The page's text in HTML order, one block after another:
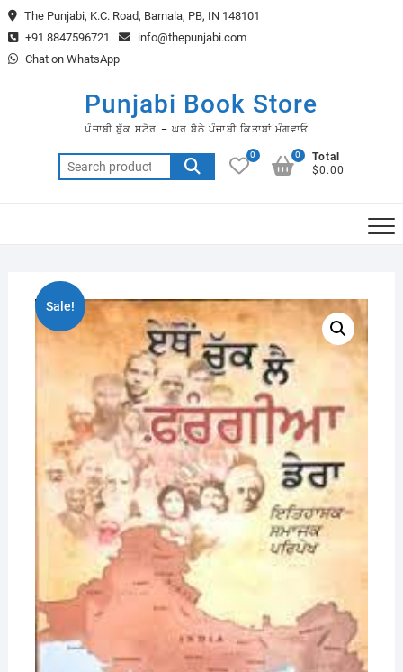
Skip
to
content
The Punjabi, K.C. Road, Barnala, PB, IN 148101
+91 8847596721
info@thepunjabi.com
Chat on WhatsApp
Punjabi Book Store
ਪੰਜਾਬੀ ਬੁੱਕ ਸਟੋਰ – ਘਰ ਬੈਠੇ ਪੰਜਾਬੀ ਕਿਤਾਬਾਂ ਮੰਗਵਾਓ
Search
for:
0
Total
$0.00
0
Sale!